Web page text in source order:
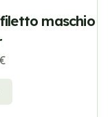
maschio